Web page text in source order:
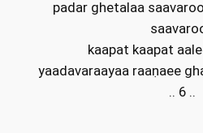
padar ghetalaa
kaapat kaapat
yaadavaraayaa raaṇaee
.. 6 ..